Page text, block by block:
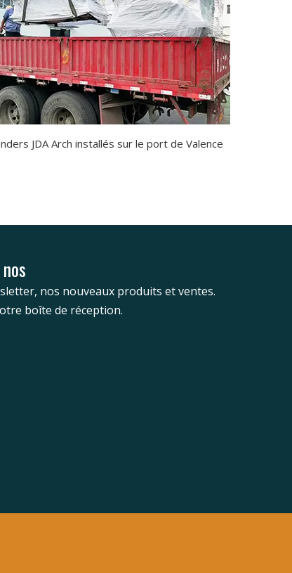
JDA Arch installés sur le port de Valence
nos nouveaux produits et ventes.
boîte de réception.